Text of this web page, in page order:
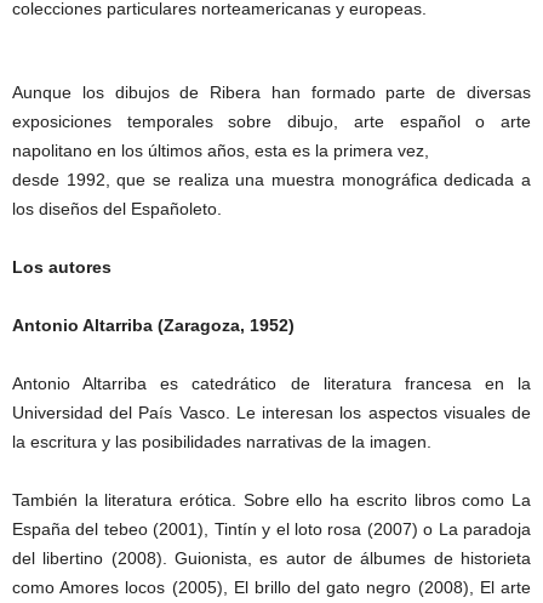
colecciones particulares norteamericanas y europeas.
Aunque los dibujos de Ribera han formado parte de diversas
exposiciones temporales sobre dibujo, arte español o arte
napolitano en los últimos años, esta es la primera vez,
desde 1992, que se realiza una muestra monográfica dedicada a
los diseños del Españoleto.
Los autores
Antonio Altarriba (Zaragoza, 1952)
Antonio Altarriba es catedrático de literatura francesa en la
Universidad del País Vasco. Le interesan los aspectos visuales de
la escritura y las posibilidades narrativas de la imagen.
También la literatura erótica. Sobre ello ha escrito libros como La
España del tebeo (2001), Tintín y el loto rosa (2007) o La paradoja
del libertino (2008). Guionista, es autor de álbumes de historieta
como Amores locos (2005), El brillo del gato negro (2008), El arte